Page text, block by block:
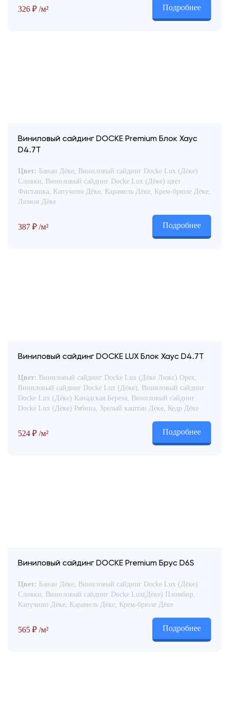
326 ₽ /м² Подробнее
Виниловый сайдинг DOCKE Premium Блок Хаус
D4.7T
Цвет: Банан Дёке, Виниловый сайдинг Docke Lux (Дёке)
Сливки, Виниловый сайдинг Docke Lux (Дёке) цвет
Фисташка, Капучино Дёке, Карамель Дёке, Крем-брюле Дёке,
Лимон Дёке
387 ₽ /м² Подробнее
Виниловый сайдинг DOCKE LUX Блок Хаус D4.7T
Цвет: Виниловый сайдинг Docke Lux (Дёке Люкс) Орех,
Виниловый сайдинг Docke Lux (Дёке), Виниловый сайдинг
Docke Lux (Дёке) Канадская Береза, Виниловый сайдинг
Docke Lux (Дёке) Рябина, Зрелый каштан Дёке, Кедр Дёке
524 ₽ /м² Подробнее
Виниловый сайдинг DOCKE Premium Брус D6S
Цвет: Банан Дёке, Виниловый сайдинг Docke Lux (Дёке)
Сливки, Виниловый сайдинг Docke Lux(Дёке) Пломбир,
Капучино Дёке, Карамель Дёке, Крем-брюле Дёке
565 ₽ /м² Подробнее